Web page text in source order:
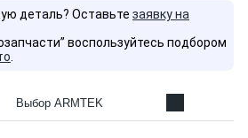
деталь? Оставьте заявку на
воспользуйтесь подбором
Выбор ARMTEK